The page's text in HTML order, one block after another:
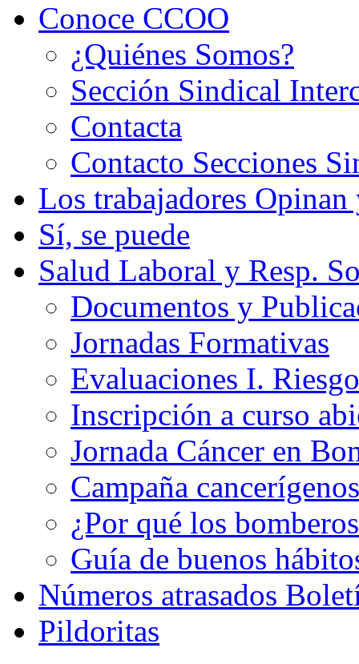
Conoce CCOO
¿Quiénes Somos?
Sección Sindical
Contacta
Contacto Secciones
Los trabajadores Opinan
Sí, se puede
Salud Laboral y Resp.
Documentos y
Jornadas Formativas
Evaluaciones I.
Inscripción a curso
Jornada Cáncer en
Campaña
¿Por qué los
Guía de buenos
Números atrasados
Pildoritas